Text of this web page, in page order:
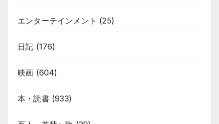
エンターテインメント (25)
日記 (176)
映画 (604)
本・読書(933)